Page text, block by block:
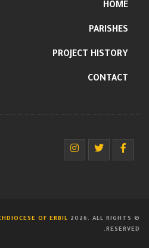
HOME
PARISHES
PROJECT HISTORY
CONTACT
©
OF ERBIL 2026. ALL RIGHTS
RESERVED.